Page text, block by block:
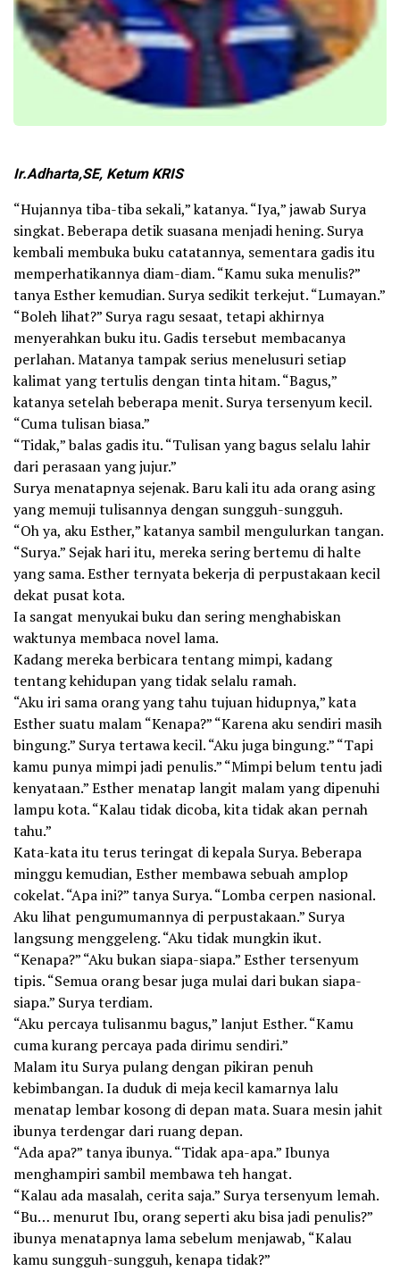
Ir.Adharta,SE, Ketum KRIS
“Hujannya tiba-tiba sekali,” katanya. “Iya,” jawab Surya
singkat. Beberapa detik suasana menjadi hening. Surya
kembali membuka buku catatannya, sementara gadis itu
memperhatikannya diam-diam. “Kamu suka menulis?”
tanya Esther kemudian. Surya sedikit terkejut. “Lumayan.”
“Boleh lihat?” Surya ragu sesaat, tetapi akhirnya
menyerahkan buku itu. Gadis tersebut membacanya
perlahan. Matanya tampak serius menelusuri setiap
kalimat yang tertulis dengan tinta hitam. “Bagus,”
katanya setelah beberapa menit. Surya tersenyum kecil.
“Cuma tulisan biasa.”
“Tidak,” balas gadis itu. “Tulisan yang bagus selalu lahir
dari perasaan yang jujur.”
Surya menatapnya sejenak. Baru kali itu ada orang asing
yang memuji tulisannya dengan sungguh-sungguh.
“Oh ya, aku Esther,” katanya sambil mengulurkan tangan.
“Surya.” Sejak hari itu, mereka sering bertemu di halte
yang sama. Esther ternyata bekerja di perpustakaan kecil
dekat pusat kota.
Ia sangat menyukai buku dan sering menghabiskan
waktunya membaca novel lama.
Kadang mereka berbicara tentang mimpi, kadang
tentang kehidupan yang tidak selalu ramah.
“Aku iri sama orang yang tahu tujuan hidupnya,” kata
Esther suatu malam “Kenapa?” “Karena aku sendiri masih
bingung.” Surya tertawa kecil. “Aku juga bingung.” “Tapi
kamu punya mimpi jadi penulis.” “Mimpi belum tentu jadi
kenyataan.” Esther menatap langit malam yang dipenuhi
lampu kota. “Kalau tidak dicoba, kita tidak akan pernah
tahu.”
Kata-kata itu terus teringat di kepala Surya. Beberapa
minggu kemudian, Esther membawa sebuah amplop
cokelat. “Apa ini?” tanya Surya. “Lomba cerpen nasional.
Aku lihat pengumumannya di perpustakaan.” Surya
langsung menggeleng. “Aku tidak mungkin ikut.
“Kenapa?” “Aku bukan siapa-siapa.” Esther tersenyum
tipis. “Semua orang besar juga mulai dari bukan siapa-
siapa.” Surya terdiam.
“Aku percaya tulisanmu bagus,” lanjut Esther. “Kamu
cuma kurang percaya pada dirimu sendiri.”
Malam itu Surya pulang dengan pikiran penuh
kebimbangan. Ia duduk di meja kecil kamarnya lalu
menatap lembar kosong di depan mata. Suara mesin jahit
ibunya terdengar dari ruang depan.
“Ada apa?” tanya ibunya. “Tidak apa-apa.” Ibunya
menghampiri sambil membawa teh hangat.
“Kalau ada masalah, cerita saja.” Surya tersenyum lemah.
“Bu… menurut Ibu, orang seperti aku bisa jadi penulis?”
ibunya menatapnya lama sebelum menjawab, “Kalau
kamu sungguh-sungguh, kenapa tidak?”